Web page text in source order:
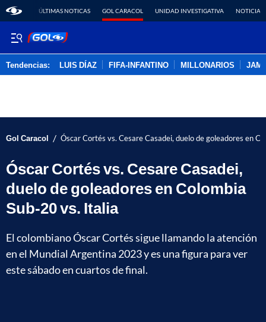
ÚLTIMAS NOTICAS GOL CARACOL UNIDAD INVESTIGATIVA NOTICIAS
Tendencias: LUIS DÍAZ FIFA-INFANTINO MILLONARIOS
Gol Caracol / Óscar Cortés vs. Cesare Casadei, duelo de goleadores en
Óscar Cortés vs. Cesare Casadei,
duelo de goleadores en Colombia
Sub-20 vs. Italia
El colombiano Óscar Cortés sigue llamando la atención
en el Mundial Argentina 2023 y es una figura para ver
este sábado en cuartos de final.